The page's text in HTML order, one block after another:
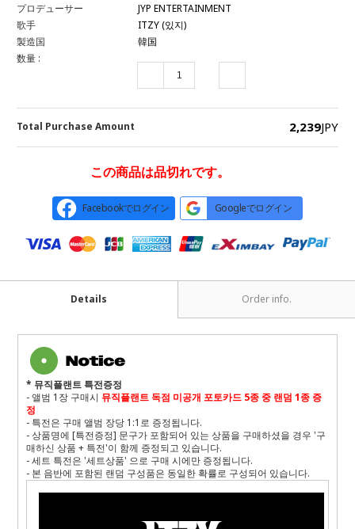
プロデューサー
JYP ENTERTAINMENT
歌手
ITZY (있지)
製造国
韓国
数量 :
Total Purchase Amount 2,239JPY
この商品は品切れです。
Facebookでログイン Googleでログイン
Details Order info.
* 뮤직플랜트 특전증정
- 앨범 1장 구매시 뮤직플랜트 독점 미공개 포토카드 5종 중 랜덤 1종 증
정
- 특전은 구매 앨범 장당 1:1로 증정됩니다.
- 상품명에 [특전증정] 문구가 포함되어 있는 상품을 구매하셨을 경우 '구
매하신 상품 + 특전'이 함께 증정되고 있습니다.
- 세트 특전은 '세트상품' 으로 구매 시에만 증정됩니다.
- 본 음반에 포함된 랜덤 구성품은 동일한 확률로 구성되어 있습니다.